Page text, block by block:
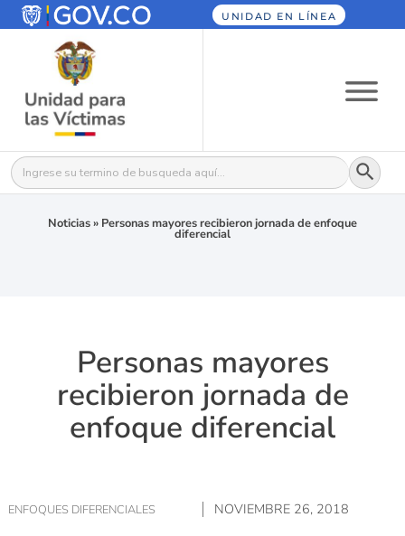
UNIDAD EN LÍNEA
Buscar: Botón
Noticias» Personas mayores recibieron jornada de enfoque
diferencial
Personas mayores
recibieron jornada de
enfoque diferencial
ENFOQUES DIFERENCIALES NOVIEMBRE 26, 2018